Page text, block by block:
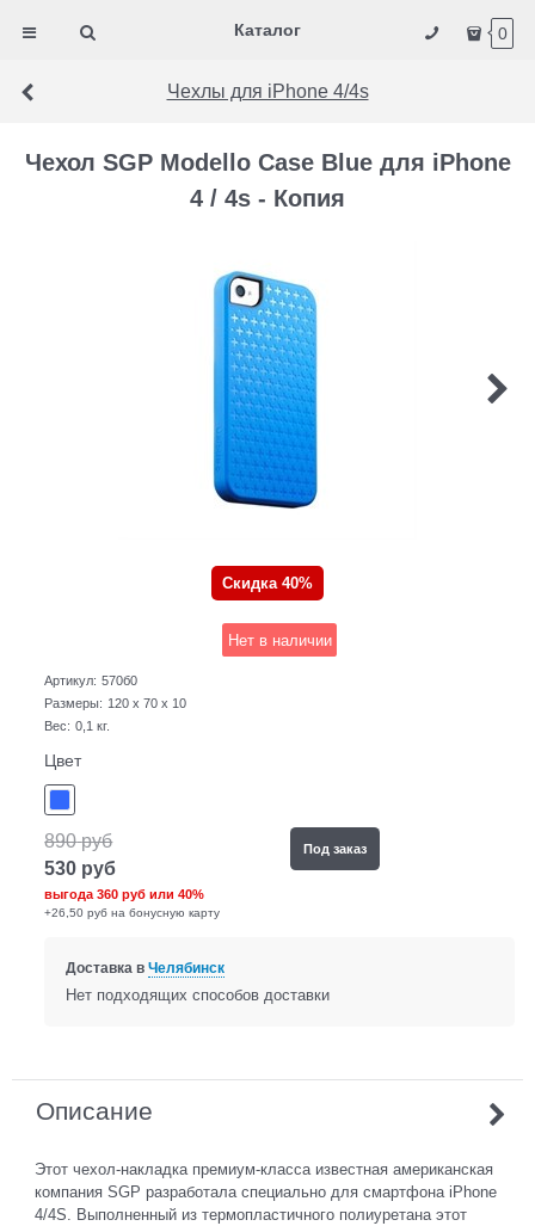
Каталог 0
Чехлы для iPhone 4/4s
Чехол SGP Modello Case Blue для iPhone
4 / 4s - Копия
Скидка 40%
Нет в наличии
Артикул: 570б0
Размеры: 120 x 70 x 10
Вес: 0,1 кг.
Цвет
890 руб
530 руб
выгода360 руб или40%
+26,50 руб на бонусную карту
Под заказ
Доставка в Челябинск
Нет подходящих способов доставки
Описание
Этот чехол-накладка премиум-класса известная американская
компания SGP разработала специально для смартфона iPhone
4/4S. Выполненный из термопластичного полиуретана этот